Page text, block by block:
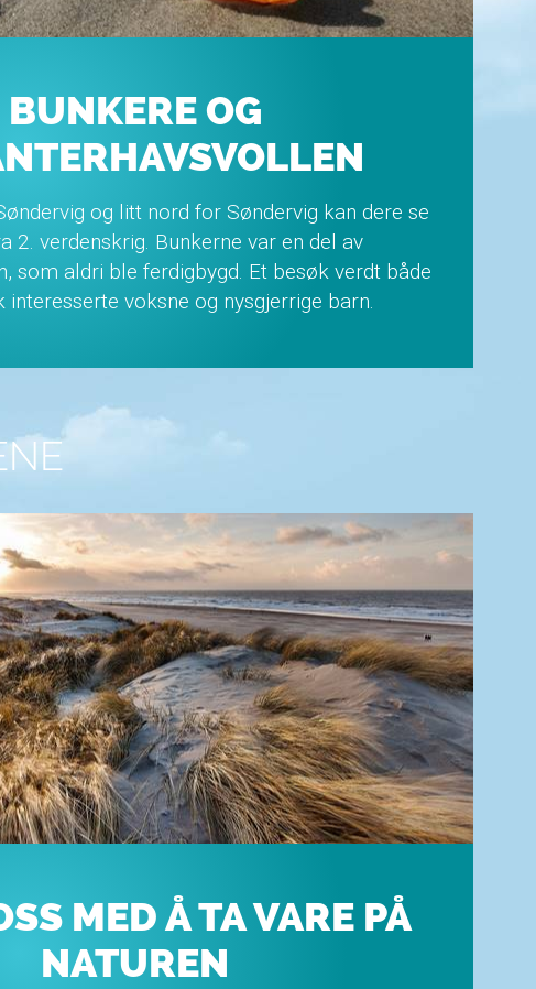
BUNKERE OG
og litt nord for Søndervig kan dere se
2. verdenskrig. Bunkerne var en del av
som aldri ble ferdigbygd. Et besøk verdt både
interesserte voksne og nysgjerrige barn.
MED Å TA VARE PÅ
NATUREN